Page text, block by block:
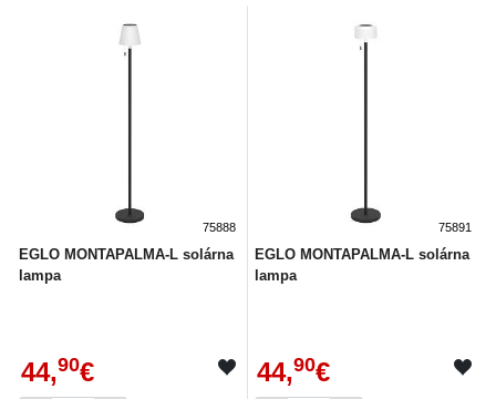
75888
EGLO MONTAPALMA-L solárna
lampa
44,90€
75891
EGLO MONTAPALMA-L solárna
lampa
44,90€